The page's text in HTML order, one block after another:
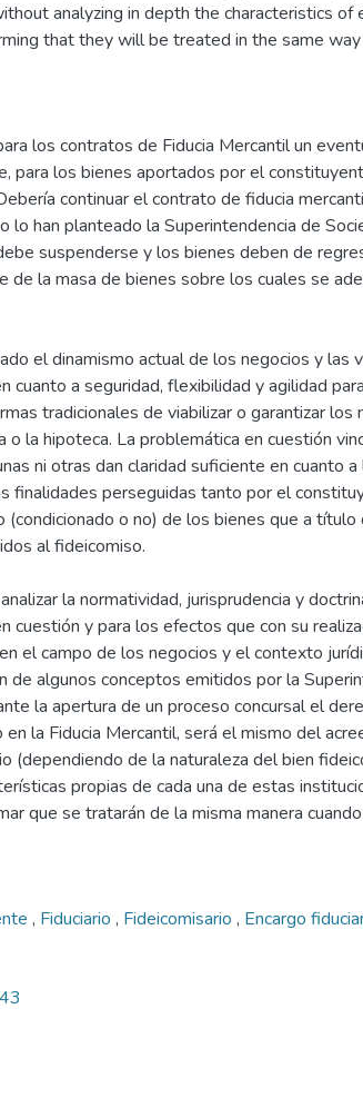
analyzing in depth the characteristics of
that they will be treated in the same
los contratos de Fiducia Mercantil un
para los bienes aportados por el
continuar el contrato de fiducia
lo han planteado la Superintendencia de
suspenderse y los bienes deben de
de la masa de bienes sobre los cuales se
el dinamismo actual de los negocios y las
cuanto a seguridad, flexibilidad y agilidad
tradicionales de viabilizar o garantizar los
o la hipoteca. La problemática en cuestión
ni otras dan claridad suficiente en cuanto a
finalidades perseguidas tanto por el
o no) de los bienes que a título
al fideicomiso.
la normatividad, jurisprudencia y
cuestión y para los efectos que con su
el campo de los negocios y el contexto
de algunos conceptos emitidos por la
la apertura de un proceso concursal el
la Fiducia Mercantil, será el mismo del
(dependiendo de la naturaleza del bien
propias de cada una de estas
que se tratarán de la misma manera
, Fiduciario , Fideicomisario , Encargo